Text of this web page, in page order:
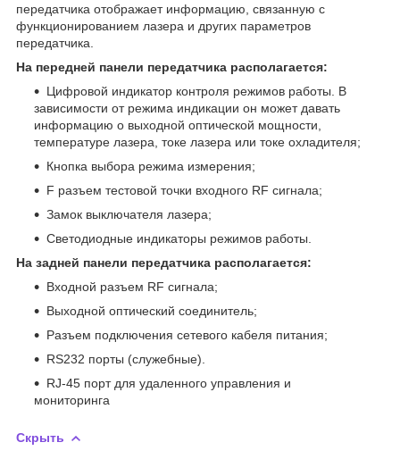
передатчика отображает информацию, связанную с
функционированием лазера и других параметров
передатчика.
На передней панели передатчика располагается:
Цифровой индикатор контроля режимов работы. В
зависимости от режима индикации он может давать
информацию о выходной оптической мощности,
температуре лазера, токе лазера или токе охладителя;
Кнопка выбора режима измерения;
F разъем тестовой точки входного RF сигнала;
Замок выключателя лазера;
Светодиодные индикаторы режимов работы.
На задней панели передатчика располагается:
Входной разъем RF сигнала;
Выходной оптический соединитель;
Разъем подключения сетевого кабеля питания;
RS232 порты (служебные).
RJ-45 порт для удаленного управления и
мониторинга
Скрыть